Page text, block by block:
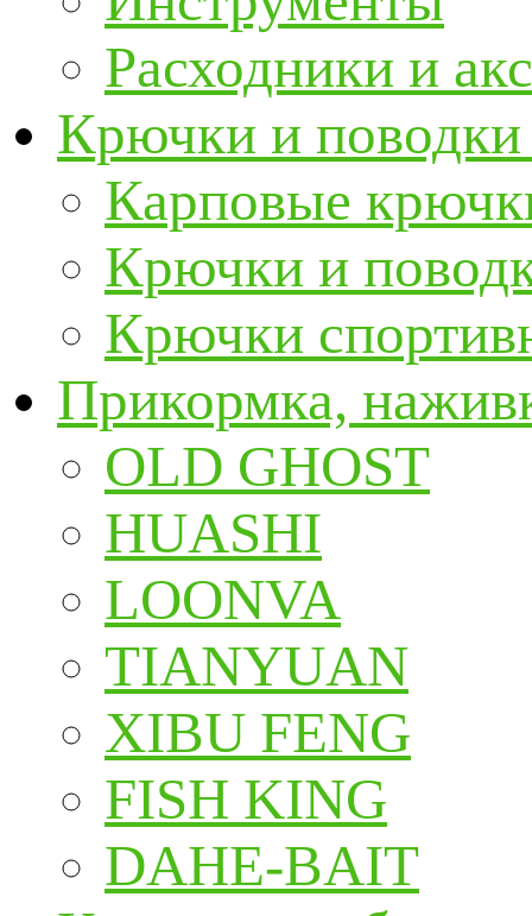
Расходники и
Крючки и
Карповые
Крючки и
Крючки
Прикормка,
OLD GHOST
HUASHI
LOONVA
TIANYUAN
XIBU FENG
FISH KING
DAHE-BAIT